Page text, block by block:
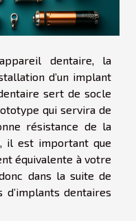
dentaire, la
d’un implant
sert de socle
qui servira de
résistance de la
il est important que
équivalente à votre
dans la suite de
dentaires